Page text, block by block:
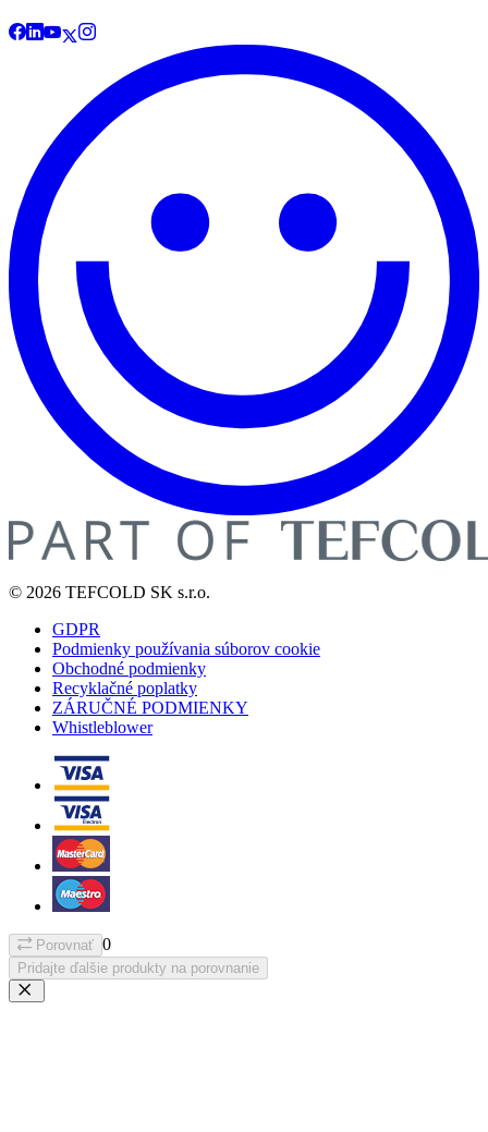
© 2026 TEFCOLD SK s.r.o.
GDPR
Podmienky používania súborov cookie
Obchodné podmienky
Recyklačné poplatky
ZÁRUČNÉ PODMIENKY
Whistleblower
Porovnať 0
Pridajte ďalšie produkty na porovnanie